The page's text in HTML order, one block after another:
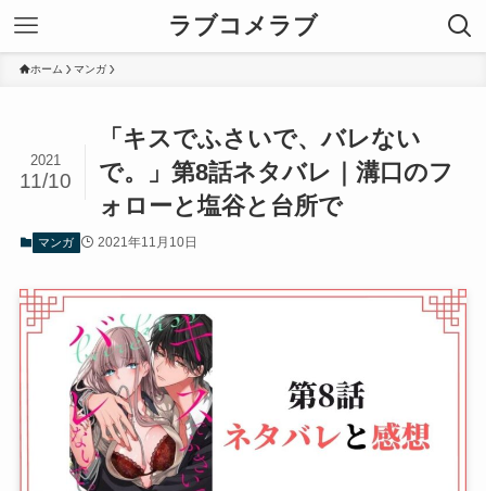
ラブコメラブ
ホーム マンガ
「キスでふさいで、バレない
で。」第8話ネタバレ｜溝口のフ
ォローと塩谷と台所で
2021
11/10
マンガ 2021年11月10日